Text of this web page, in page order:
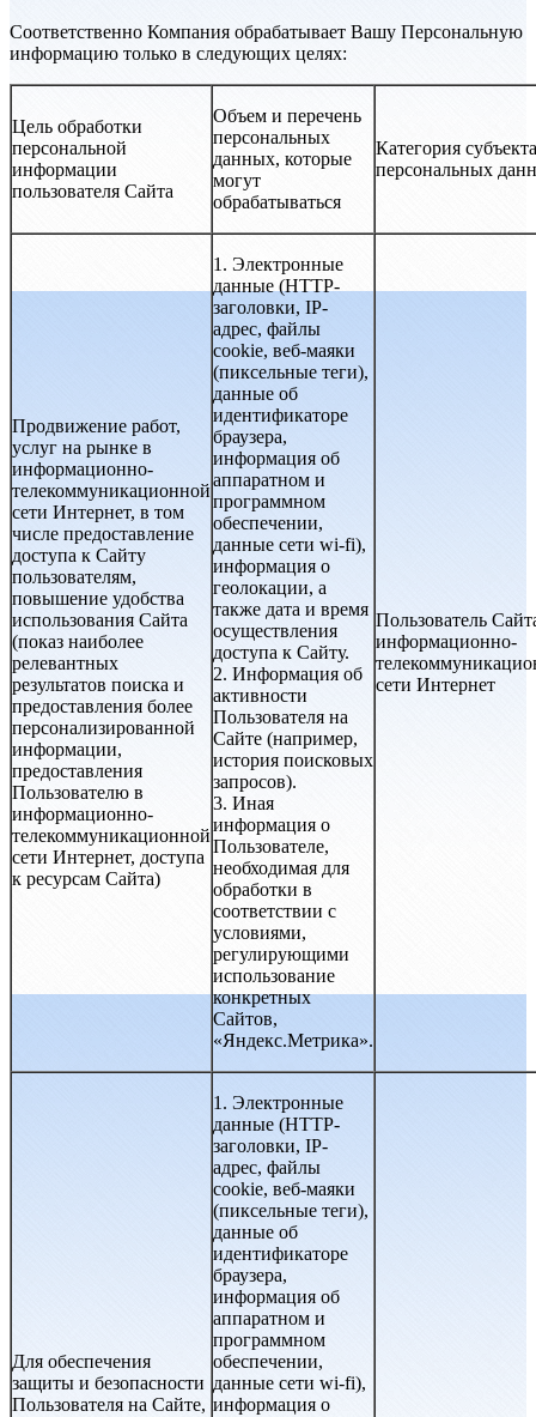
Соответственно Компания обрабатывает Вашу Персональную
информацию только в следующих целях:
Цель обработки
персональной
информации
пользователя Сайта
Объем и перечень
персональных
данных, которые
могут
обрабатываться
Категория субъекта
персональных
Продвижение работ,
услуг на рынке в
информационно-
телекоммуникационной
сети Интернет, в том
числе предоставление
доступа к Сайту
пользователям,
повышение удобства
использования Сайта
(показ наиболее
релевантных
результатов поиска и
предоставления более
персонализированной
информации,
предоставления
Пользователю в
информационно-
телекоммуникационной
сети Интернет, доступа
к ресурсам Сайта)
1. Электронные
данные (HTTP-
заголовки, IP-
адрес, файлы
cookie, веб-маяки
(пиксельные теги),
данные об
идентификаторе
браузера,
информация об
аппаратном и
программном
обеспечении,
данные сети wi-fi),
информация о
геолокации, а
также дата и время
осуществления
доступа к Сайту.
2. Информация об
активности
Пользователя на
Сайте (например,
история поисковых
запросов).
3. Иная
информация о
Пользователе,
необходимая для
обработки в
соответствии с
условиями,
регулирующими
использование
конкретных
Сайтов,
«Яндекс.Метрика».
Пользователь
информационно-
сети Интернет
Для обеспечения
защиты и безопасности
Пользователя на Сайте,
1. Электронные
данные (HTTP-
заголовки, IP-
адрес, файлы
cookie, веб-маяки
(пиксельные теги),
данные об
идентификаторе
браузера,
информация об
аппаратном и
программном
обеспечении,
данные сети wi-fi),
информация о